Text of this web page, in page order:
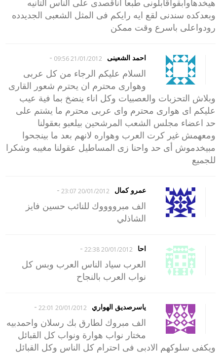
هيخدهاوابقواقابلونى طبعا اناقصدى على الناس التانيه
وبعدكده سندنى لقع ايه رايكم فى المثل الشعبى الجديدده
رودواعلى باسرع وقت ممكن
احمد الشعينى 21/01/2012 09:56
-
السلام عليكم الرجاء من كل عربى
وهوارى محترم ان يحترم شعور القارى
وبلاش التحزبات والعصبيات وكل اناء ينضخ بما فية عيب
عليكم اى هوارى محترم واى عربى محترم ما يشتم على
حد اعضاء مجلس الشعب المرشحين بيلعبو بعقولنا
ومعهمش غير كرت العرب وهواره لانهم بعد ما بينجحوا
مبيخدموش أى حد واحنا زى المساطيل عقولنا مغيبه وشكرا
للجميع
عمرو كمال 20/01/2012 23:07
-
الف مبرووووك للنائب حسين فايز
الشاذلي
احا 20/01/2012 22:38
-
العرب سياد الناس العرب وبس كل
نواب العرب بالنجاح
ياسرصديق الهواري 20/01/2012 22:01
-
الف مبروك لطارق بك رسلان واحمدبيه
مختار نواب هوارة ونواب كل القبائل
ويكفى سلوكهم الادبى فى احترام كل الناس وكل القبائل